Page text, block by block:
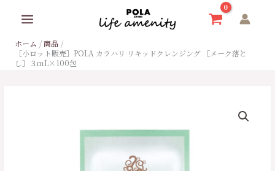
ホーム
商品
［小ロット販売］POLA カラハリ リキッドクレンジング ［メーク落と
し］３ｍL×100包